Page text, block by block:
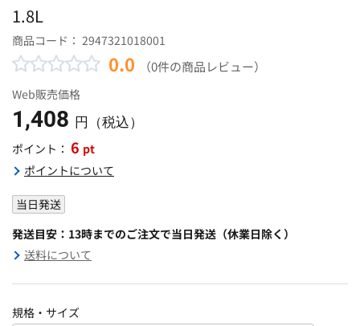
1.8L
商品コード： 2947321018001
0.0 （0件の商品レビュー）
Web販売価格
1,408 円（税込）
ポイント： 6 pt
ポイントについて
当日発送
発送目安：13時までのご注文で当日発送（休業日除く）
送料について
規格・サイズ